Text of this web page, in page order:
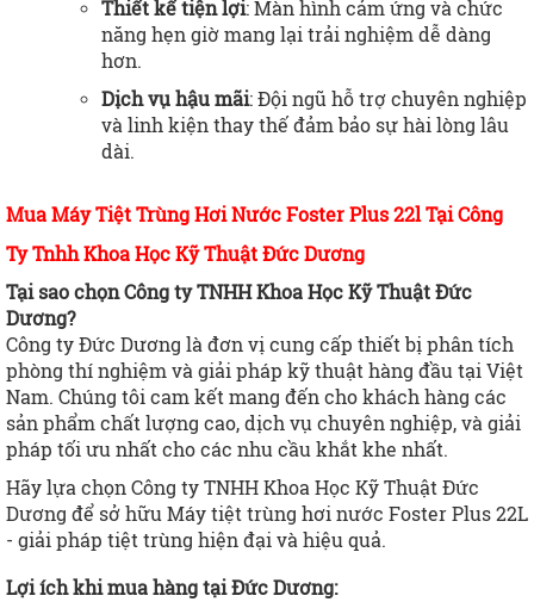
Thiết kế tiện lợi: Màn hình cảm ứng và chức
năng hẹn giờ mang lại trải nghiệm dễ dàng
hơn.
Dịch vụ hậu mãi: Đội ngũ hỗ trợ chuyên nghiệp
và linh kiện thay thế đảm bảo sự hài lòng lâu
dài.​
Mua Máy Tiệt Trùng Hơi Nước Foster Plus 22l Tại Công
Ty Tnhh Khoa Học Kỹ Thuật Đức Dương
Tại sao chọn Công ty TNHH Khoa Học Kỹ Thuật Đức
Dương?
Công ty Đức Dương là đơn vị cung cấp thiết bị phân tích
phòng thí nghiệm và giải pháp kỹ thuật hàng đầu tại Việt
Nam. Chúng tôi cam kết mang đến cho khách hàng các
sản phẩm chất lượng cao, dịch vụ chuyên nghiệp, và giải
pháp tối ưu nhất cho các nhu cầu khắt khe nhất.
Hãy lựa chọn Công ty TNHH Khoa Học Kỹ Thuật Đức
Dương để sở hữu Máy tiệt trùng hơi nước Foster Plus 22L
- giải pháp tiệt trùng hiện đại và hiệu quả.
Lợi ích khi mua hàng tại Đức Dương: